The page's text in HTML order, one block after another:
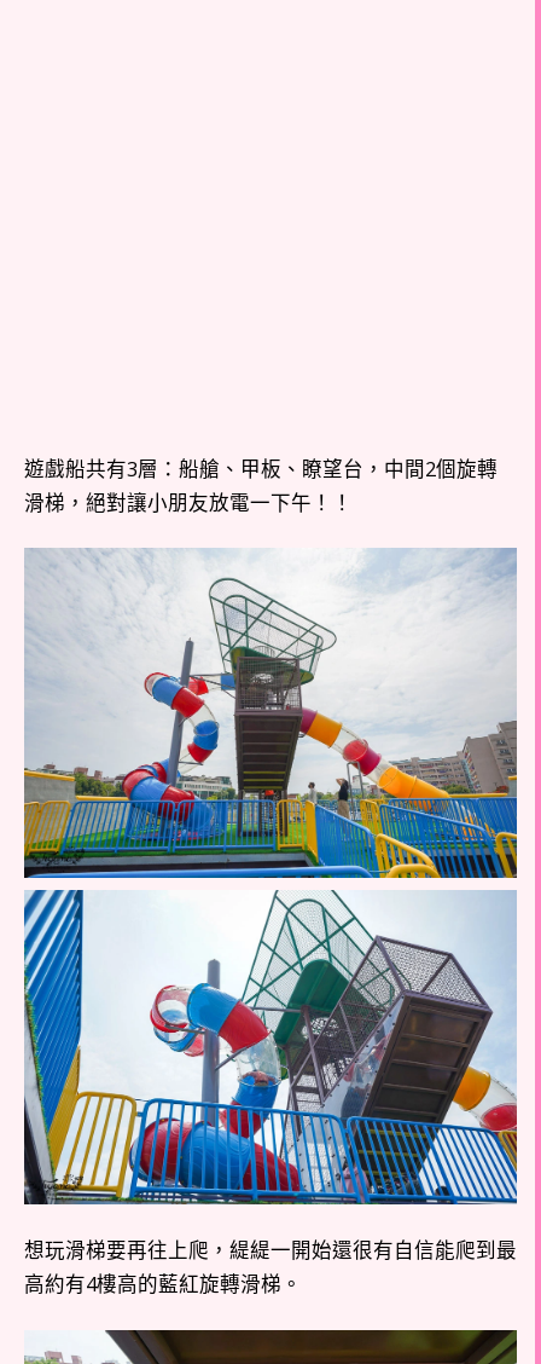
遊戲船共有3層：船艙、甲板、瞭望台，中間2個旋轉
滑梯，絕對讓小朋友放電一下午！！
想玩滑梯要再往上爬，緹緹一開始還很有自信能爬到最
高約有4樓高的藍紅旋轉滑梯。